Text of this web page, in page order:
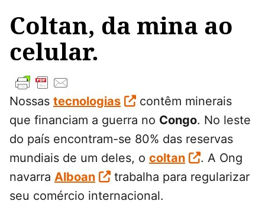
Coltan, da mina ao
celular.
Nossas tecnologias
contêm minerais
que financiam a guerra no Congo. No leste
do país encontram-se 80% das reservas
mundiais de um deles, o coltan
. A Ong
navarra Alboan
trabalha para regularizar
seu comércio internacional.